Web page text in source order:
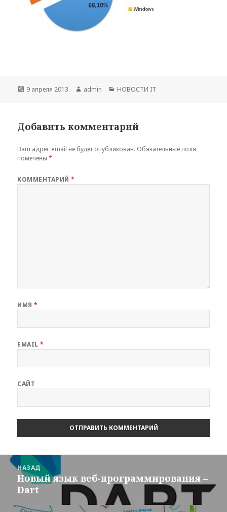
Опубликовано
9 апреля 2013 Автор
admin Рубрики
НОВОСТИ IT
Добавить комментарий
Ваш адрес email не будет опубликован. Обязательные поля
помечены*
КОММЕНТАРИЙ*
ИМЯ*
EMAIL*
САЙТ
Навигация
записям
НАЗАД
Предыдущая
запись:
Новый язык веб-программирования –
Dart